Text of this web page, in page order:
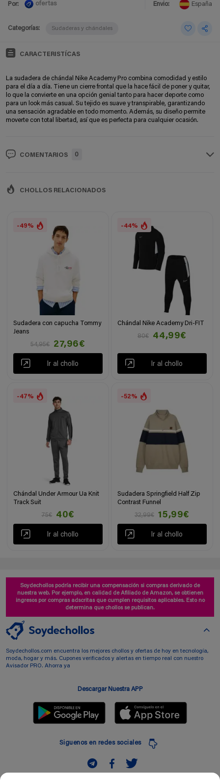
Por: ofertas Envio: España
Categorías: Sudaderas y chándales
CARACTERISTÍCAS
La sudadera de chándal Nike Academy Pro combina comodidad y estilo
para el día a día. Tiene un cierre frontal que la hace fácil de poner y quitar,
lo que la convierte en una opción genial tanto para hacer deporte como
para un look más casual. Su tejido es suave y transpirable, garantizando
una sensación agradable en todo momento. Además, su diseño permite
moverte con total libertad, así que es perfecta para cualquier ocasión.
COMENTARIOS 0
CHOLLOS RELACIONADOS
-49%
Sudadera con capucha Tommy
Jeans
54,95€
27,96€
Ir al chollo
-44%
Chándal Nike Academy Dri-FIT
80€
44,99€
Ir al chollo
-47%
Chándal Under Armour Ua Knit
Track Suit
75€
40€
Ir al chollo
-52%
Sudadera Springfield Half Zip
Contrast Funnel
32,99€
15,99€
Ir al chollo
Soydechollos podría recibir una compensación si compras derivado de
nuestra web. Por ejemplo, en calidad de Afiliado de Amazon, se obtienen
ingresos por compras adscritas que cumplen requisitos aplicables. Esto no
determina que chollos se publican.
Soydechollos.com encuentra los mejores chollos y ofertas de hoy en tecnología,
moda, hogar y más. Cupones verificados y alertas en tiempo real con nuestro
Avisador PRO. Ahorra ya
Descargar Nuestra APP
Siguenos en redes sociales